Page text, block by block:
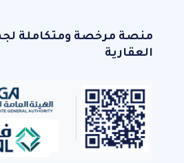
منصة مرخصة ومتكاملة
العقارية